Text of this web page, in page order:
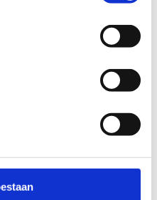
McHone
Brouwerij De Kromme